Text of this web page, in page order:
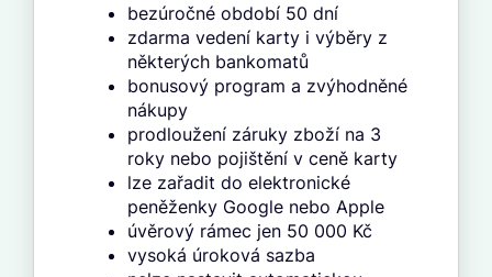
bezúročné období 50 dní
zdarma vedení karty i výběry z
některých bankomatů
bonusový program a zvýhodněné
nákupy
prodloužení záruky zboží na 3
roky nebo pojištění v ceně karty
lze zařadit do elektronické
peněženky Google nebo Apple
úvěrový rámec jen 50 000 Kč
vysoká úroková sazba